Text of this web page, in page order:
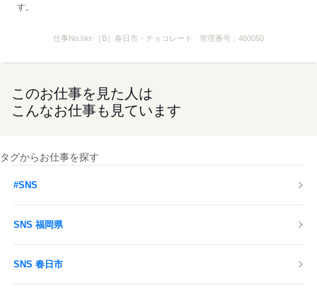
す。
仕事No. hkt-［B］春日市・チョコレート 管理番号： 460050
このお仕事を見た人は
こんなお仕事も見ています
タグからお仕事を探す
#SNS
SNS 福岡県
SNS 春日市